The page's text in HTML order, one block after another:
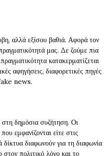
αλλά εξίσου βαθιά. Αφορά τον
μας. Δε ζούμε πια
κατακερματίζεται
αφηγήσεις, διαφορετικές πηγές
fake news.
στη δημόσια συζήτηση. Οι
εμφανίζονται είτε στις
δίκτυα διαφωνούν για τη διαφωνία
στον πολιτικό λόγο και το